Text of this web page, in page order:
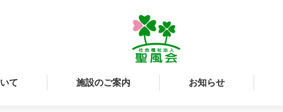
て 施設のご案内 お知らせ